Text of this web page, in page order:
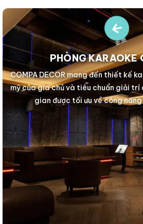
PHÒNG KARAOKE
COMPA DECOR mang đến thiết kế
mỹ của gia chủ và tiêu chuẩn giải trí
gian được tối ưu về công